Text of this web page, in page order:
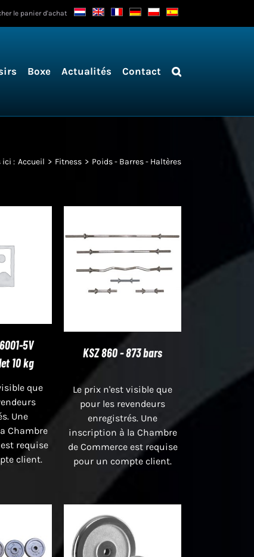
le panier d'achat
Boxe Actualités Contact
ici : Accueil Fitness Poids - Barres - Haltères
5V
10 kg
que
Une
Chambre
requise
client.
KSZ 860 - 873 bars
Le prix n'est visible que
pour les revendeurs
enregistrés. Une
inscription à la Chambre
de Commerce est requise
pour un compte client.